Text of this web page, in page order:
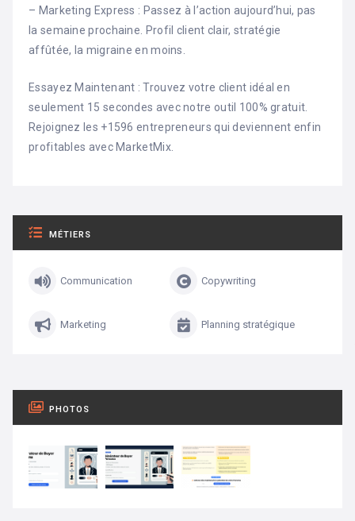
– Marketing Express : Passez à l’action aujourd’hui, pas
la semaine prochaine. Profil client clair, stratégie
affûtée, la migraine en moins.
Essayez Maintenant : Trouvez votre client idéal en
seulement 15 secondes avec notre outil 100% gratuit.
Rejoignez les +1596 entrepreneurs qui deviennent enfin
profitables avec MarketMix.
MÉTIERS
Communication Copywriting
Marketing Planning stratégique
PHOTOS